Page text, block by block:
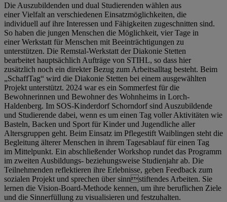
Die Auszubildenden und dual Studierenden wählen aus
einer Vielfalt an verschiedenen Einsatzmöglichkeiten, die
individuell auf ihre Interessen und Fähigkeiten zugeschnitten sind.
So haben die jungen Menschen die Möglichkeit, vier Tage in
einer Werkstatt für Menschen mit Beeinträchtigungen zu
unterstützen. Die Remstal-Werkstatt der Diakonie Stetten
bearbeitet hauptsächlich Aufträge von STIHL, so dass hier
zusätzlich noch ein direkter Bezug zum Arbeitsalltag besteht. Beim
„SchaffTag“ wird die Diakonie Stetten bei einem ausgewählten
Projekt unterstützt. 2024 war es ein Sommerfest für die
Bewohnerinnen und Bewohner des Wohnheims in Lorch-
Haldenberg. Im SOS-Kinderdorf Schorndorf sind Auszubildende
und Studierende dabei, wenn es um einen Tag voller Aktivitäten wie
Basteln, Backen und Sport für Kinder und Jugendliche aller
Altersgruppen geht. Beim Einsatz im Pflegestift Waiblingen steht die
Begleitung älterer Menschen in ihrem Tagesablauf für einen Tag
im Mittelpunkt. Ein abschließender Workshop rundet das Programm
im zweiten Ausbildungs- beziehungsweise Studienjahr ab. Die
Teilnehmenden reflektieren ihre Erlebnisse, geben Feedback zum
sozialen Projekt und sprechen über sinnstiftendes Arbeiten. Sie
lernen die Vision-Board-Methode kennen, um ihre beruflichen Ziele
und die Sinnerfüllung zu visualisieren und festzuhalten.